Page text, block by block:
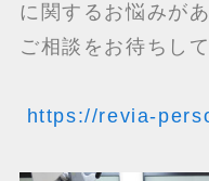
に関するお悩みが
ご相談をお待ちし
https://revia-